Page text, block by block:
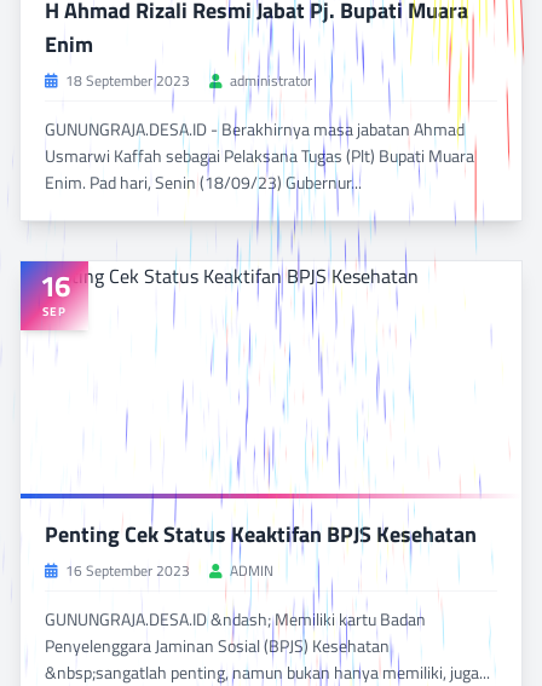
H Ahmad Rizali Resmi Jabat Pj. Bupati Muara
Enim
18 September 2023 administrator
GUNUNGRAJA.DESA.ID - Berakhirnya masa jabatan Ahmad
Usmarwi Kaffah sebagai Pelaksana Tugas (Plt) Bupati Muara
Enim. Pad hari, Senin (18/09/23) Gubernur...
16
SEP
Penting Cek Status Keaktifan BPJS Kesehatan
16 September 2023 ADMIN
GUNUNGRAJA.DESA.ID &ndash; Memiliki kartu Badan
Penyelenggara Jaminan Sosial (BPJS) Kesehatan
&nbsp;sangatlah penting, namun bukan hanya memiliki, juga...